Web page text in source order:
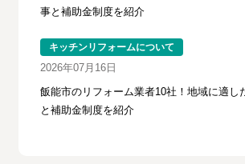
事と補助金制度を紹介
キッチンリフォームについて
2026年07月16日
飯能市のリフォーム業者10社！地域に適し
と補助金制度を紹介